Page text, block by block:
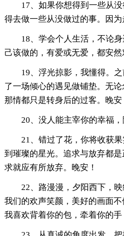
17、如果你想得到一些从
得去做一些从没做过的事。因为
18、学会个人生活，不论
己该做的，有爱或无爱，都安然
19、浮光掠影，我懂得。
了一场倾心的遇见做铺垫。无论
那情都只是转身后的过客。晚安
20、没人能主宰你的幸福，
21、错过了花，你将收获
到璀璨的星光。追求与放弃都
求就应有所放弃。晚安！
22、路漫漫，夕阳西下，
我们的欢声笑颜，美好的画面不
我喜欢背着你的包，牵着你的手